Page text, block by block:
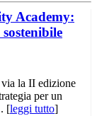
Academy:
la II edizione
per un
[leggi tutto]